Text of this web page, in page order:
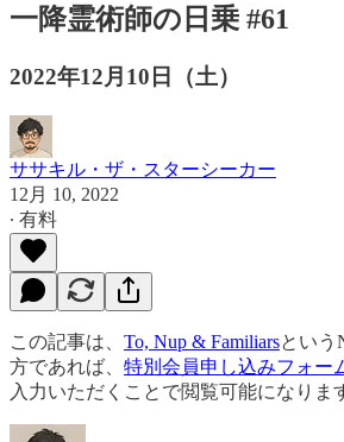
一降霊術師の日乗 #61
2022年12月10日（土）
ササキル・ザ・スターシーカー
12月 10, 2022
∙ 有料
この記事は、 To, Nup & Familiarsという
方であれば、 特別会員申し込みフォー
入力いただくことで閲覧可能になりま